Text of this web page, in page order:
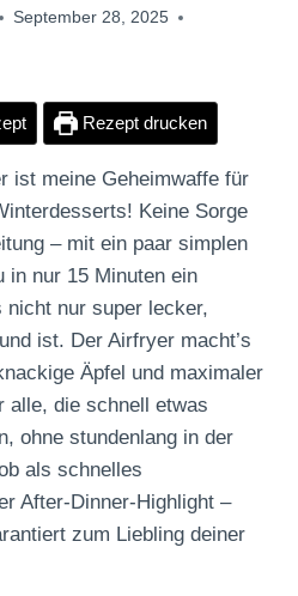
September 28, 2025
Rezept drucken
ist meine Geheimwaffe für
Keine Sorge
– mit ein paar simplen
in nur 15 Minuten ein
nur super lecker,
ist. Der Airfryer macht’s
Äpfel und maximaler
alle, die schnell etwas
ohne stundenlang in der
als schnelles
After-Dinner-Highlight –
zum Liebling deiner